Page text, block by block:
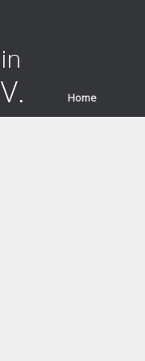
Home